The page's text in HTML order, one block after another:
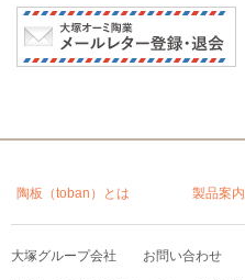
陶板（toban）とは 製品案内
大塚グループ会社 お問い合わせ